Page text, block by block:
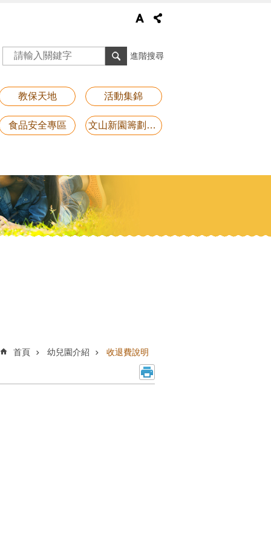
進階搜尋
教保天地 活動集錦
食品安全專區 文山新園籌劃專區
首頁 幼兒園介紹 收退費說明